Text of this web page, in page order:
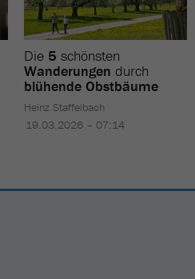
Die 5 schönsten
Wanderungen durch
blühende Obstbäume
Heinz Staffelbach
19.03.2026 – 07:14